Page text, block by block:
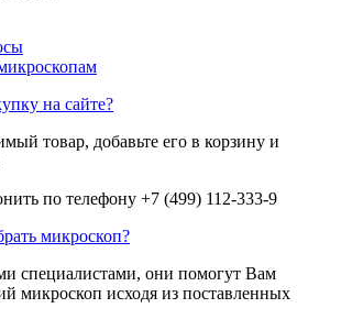
на сайте?
товар, добавьте его в корзину и
по телефону +7 (499) 112-333-9
микроскоп?
специалистами, они помогут Вам
микроскоп исходя из поставленных